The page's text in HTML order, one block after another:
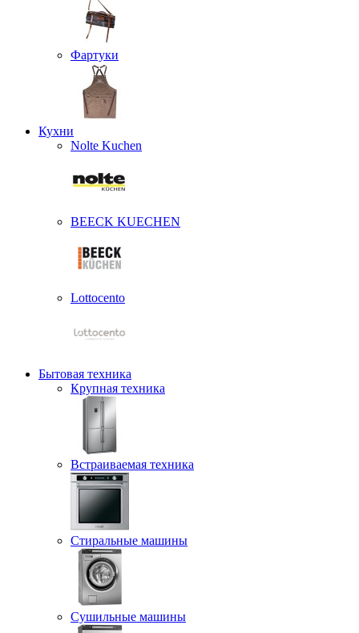
Фартуки
Кухни
Nolte Kuchen
BEECK KUECHEN
Lottocento
Бытовая техника
Крупная техника
Встраиваемая техника
Стиральные машины
Сушильные машины